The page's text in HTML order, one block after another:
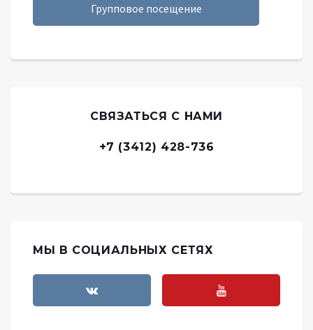
Групповое посещение
СВЯЗАТЬСЯ С НАМИ
+7 (3412) 428-736
МЫ В СОЦИАЛЬНЫХ СЕТЯХ